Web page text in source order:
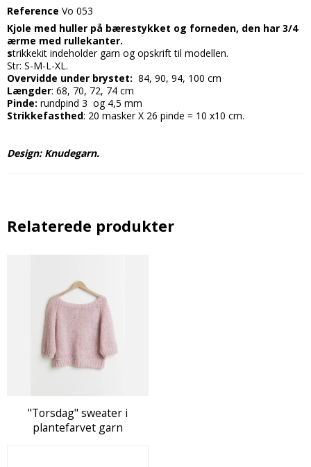
Reference Vo 053
Kjole med huller på bærestykket og forneden, den har 3/4
ærme med rullekanter.
strikkekit indeholder garn og opskrift til modellen.
Str: S-M-L-XL.
Overvidde under brystet: 84, 90, 94, 100 cm
Længder: 68, 70, 72, 74 cm
Pinde: rundpind 3 og 4,5 mm
Strikkefasthed: 20 masker X 26 pinde = 10 x10 cm.
Design: Knudegarn.
Relaterede produkter
"Torsdag" sweater i
plantefarvet garn